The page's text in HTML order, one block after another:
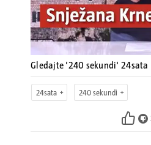
Gledajte '240 sekundi' 24sata
24sata 240 sekundi